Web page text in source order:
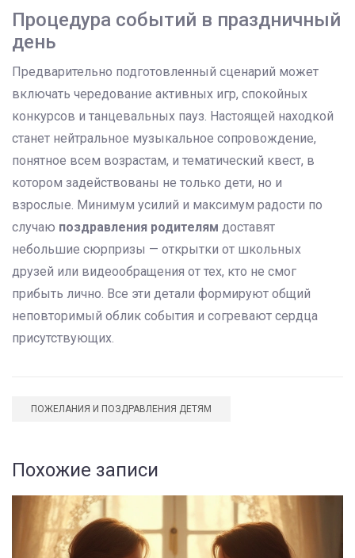
Процедура событий в праздничный
день
Предварительно подготовленный сценарий может
включать чередование активных игр, спокойных
конкурсов и танцевальных пауз. Настоящей находкой
станет нейтральное музыкальное сопровождение,
понятное всем возрастам, и тематический квест, в
котором задействованы не только дети, но и
взрослые. Минимум усилий и максимум радости по
случаю поздравления родителям доставят
небольшие сюрпризы — открытки от школьных
друзей или видеообращения от тех, кто не смог
прибыть лично. Все эти детали формируют общий
неповторимый облик события и согревают сердца
присутствующих.
ПОЖЕЛАНИЯ И ПОЗДРАВЛЕНИЯ ДЕТЯМ
Похожие записи